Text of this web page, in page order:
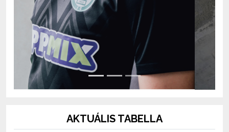
OTP Bank Liga 2026/2027